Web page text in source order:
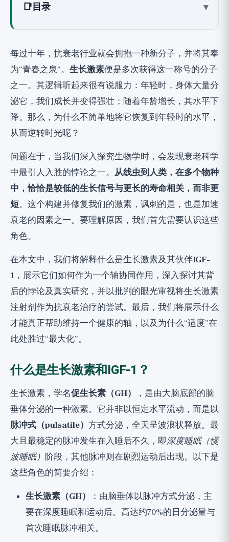
📑 目录 ▾
随年龄下降：生长激素暂停
长寿悖论：为什么少即是多
研究1：寿命翻倍的线虫，1993年
研究2：长寿的侏儒小鼠，1996年
研究3：拉伦综合征，悖论中的人类，2011年
研究4：低IGF-1与长寿老年人的存活率，2014年
如何以自然方式支持健康的GH/IGF-1轴
从研究中可以学到什么？
更广阔的视角
每过十年，抗衰老行业就会拥抱一种新分子，并将其奉
为“青春之泉”。 生长激素便是多次获得这一称号的分子
之一。其逻辑听起来很有说服力：年轻时，身体大量分
泌它，我们成长并变得强壮；随着年龄增长，其水平下
降。那么，为什么不简单地将它恢复到年轻时的水平，
从而逆转时光呢？
问题在于，当我们深入探究生物学时，会发现衰老科学
中最引人入胜的悖论之一。 从线虫到人类，在多个物种
中，恰恰是较低的生长信号与更长的寿命相关，而非更
短。这个构建并修复我们的激素，讽刺的是，也是加速
衰老的因素之一。要理解原因，我们首先需要认识这些
角色。
在本文中，我们将解释什么是生长激素及其伙伴IGF-
1 ，展示它们如何作为一个轴协同作用，深入探讨其背
后的悖论及真实研究，并以批判的眼光审视将生长激素
注射剂作为抗衰老治疗的尝试。最后，我们将展示什么
才能真正帮助维持一个健康的轴，以及为什么“适度”在
此处胜过“最大化”。
什么是生长激素和IGF-1？
生长激素，学名促生长素（GH）
，是由大脑底部的脑
垂体分泌的一种激素。它并非以恒定水平流动，而是以
脉冲式（pulsatile） 方式分泌，全天呈波浪状释放。最
大且最稳定的脉冲发生在入睡后不久，即深度睡眠（慢
波睡眠） 阶段，其他脉冲则在剧烈运动后出现。以下是
这些角色的简要介绍：
生长激素（GH）
：由脑垂体以脉冲方式分泌，主
要在深度睡眠和运动后。高达约70%的日分泌量与
首次睡眠脉冲相关。